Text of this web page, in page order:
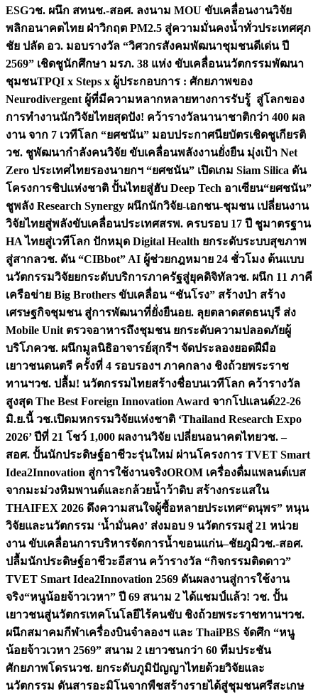
ESGวช. ผนึก สทนช.-สอศ. ลงนาม MOU ขับเคลื่อนงานวิจัย
พลิกอนาคตไทย ฝ่าวิกฤต PM2.5 สู่ความมั่นคงน้ำทั่วประเทศศุภ
ชัย ปลัด อว. มอบรางวัล “วิศวกรสังคมพัฒนาชุมชนดีเด่น ปี
2569” เชิดชูนักศึกษา มรภ. 38 แห่ง ขับเคลื่อนนวัตกรรมพัฒนา
ชุมชนTPQI x Steps x ผู้ประกอบการ : ศักยภาพของ
Neurodivergent ผู้ที่มีความหลากหลายทางการรับรู้ สู่โลกของ
การทำงานนักวิจัยไทยสุดปัง! คว้ารางวัลนานาชาติกว่า 400 ผล
งาน จาก 7 เวทีโลก “ยศชนัน” มอบประกาศนียบัตรเชิดชูเกียรติ
วช. ชูพัฒนากำลังคนวิจัย ขับเคลื่อนพลังงานยั่งยืน มุ่งเป้า Net
Zero ประเทศไทยรองนายกฯ “ยศชนัน” เปิดเกม Siam Silica ดัน
โครงการชิปแห่งชาติ ปั้นไทยสู่ฮับ Deep Tech อาเซียน“ยศชนัน”
ชูพลัง Research Synergy ผนึกนักวิจัย-เอกชน-ชุมชน เปลี่ยนงาน
วิจัยไทยสู่พลังขับเคลื่อนประเทศสรพ. ครบรอบ 17 ปี ชูมาตรฐาน
HA ไทยสู่เวทีโลก ปักหมุด Digital Health ยกระดับระบบสุขภาพ
สู่สากลวช. ดัน “CIBbot” AI ผู้ช่วยกฎหมาย 24 ชั่วโมง ต้นแบบ
นวัตกรรมวิจัยยกระดับบริการภาครัฐสู่ยุคดิจิทัลวช. ผนึก 11 ภาคี
เครือข่าย Big Brothers ขับเคลื่อน “ชันโรง” สร้างป่า สร้าง
เศรษฐกิจชุมชน สู่การพัฒนาที่ยั่งยืนอย. ลุยตลาดสดธนบุรี ส่ง
Mobile Unit ตรวจอาหารถึงชุมชน ยกระดับความปลอดภัยผู้
บริโภควช. ผนึกมูลนิธิอาจารย์สุกรีฯ จัดประลองยอดฝีมือ
เยาวชนดนตรี ครั้งที่ 4 รอบรองฯ ภาคกลาง ชิงถ้วยพระราช
ทานฯวช. ปลื้ม! นวัตกรรมไทยสร้างชื่อบนเวทีโลก คว้ารางวัล
สูงสุด The Best Foreign Innovation Award จากโปแลนด์22-26
มิ.ย.นี้ วช.เปิดมหกรรมวิจัยแห่งชาติ ‘Thailand Research Expo
2026’ ปีที่ 21 โชว์ 1,000 ผลงานวิจัย เปลี่ยนอนาคตไทยวช. –
สอศ. ปั้นนักประดิษฐ์อาชีวะรุ่นใหม่ ผ่านโครงการ TVET Smart
Idea2Innovation สู่การใช้งานจริงOROM เครื่องดื่มแพลนต์เบส
จากมะม่วงหิมพานต์และกล้วยน้ำว้าดิบ สร้างกระแสใน
THAIFEX 2026 ดึงความสนใจผู้ซื้อหลายประเทศ“ดนุพร” หนุน
วิจัยและนวัตกรรม ‘น้ำมั่นคง’ ส่งมอบ 9 นวัตกรรมสู่ 21 หน่วย
งาน ขับเคลื่อนการบริหารจัดการน้ำขอนแก่น–ชัยภูมิวช.-สอศ.
ปลื้มนักประดิษฐ์อาชีวะอีสาน คว้ารางวัล “กิจกรรมติดดาว”
TVET Smart Idea2Innovation 2569 ดันผลงานสู่การใช้งาน
จริง“หนูน้อยจ้าวเวหา” ปี 69 สนาม 2 ได้แชมป์แล้ว! วช. ปั้น
เยาวชนสู่นวัตกรเทคโนโลยีไร้คนขับ ชิงถ้วยพระราชทานฯวช.
ผนึกสมาคมกีฬาเครื่องบินจำลองฯ และ ThaiPBS จัดศึก “หนู
น้อยจ้าวเวหา 2569” สนาม 2 เยาวชนกว่า 60 ทีมประชัน
ศักยภาพโดรนวช. ยกระดับภูมิปัญญาไทยด้วยวิจัยและ
นวัตกรรม ดันสารอะมิโนจากพืชสร้างรายได้สู่ชุมชนศรีสะเกษ